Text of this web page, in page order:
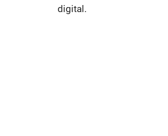
digital.